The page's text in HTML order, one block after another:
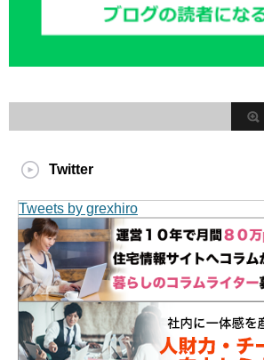
Twitter
Tweets by grexhiro